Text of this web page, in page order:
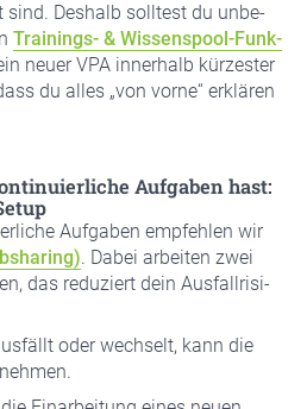
sind. Des­halb soll­test du unbe­
Trai­nings- & Wis­sens­pool-Funk­
neu­er VPA inner­halb kür­zes­ter
du alles „von vor­ne“ erklä­ren
Auf­ga­ben hast:
Auf­ga­ben emp­feh­len wir
. Dabei arbei­ten zwei
das redu­ziert dein Aus­fall­ri­si­
oder wech­selt, kann die